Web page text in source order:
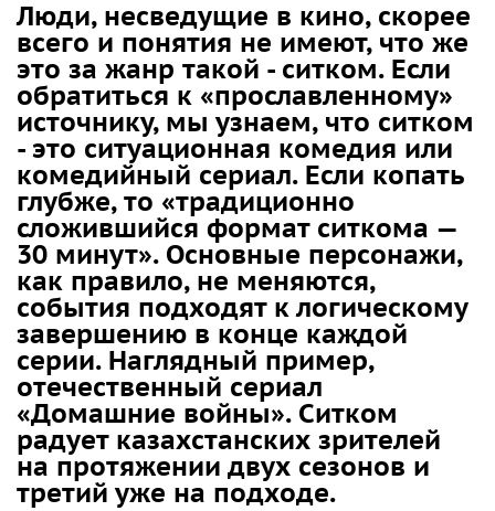
Люди, несведущие в кино, скорее
всего и понятия не имеют, что же
это за жанр такой - ситком. Если
обратиться к «прославленному»
источнику, мы узнаем, что ситком
- это ситуационная комедия или
комедийный сериал. Если копать
глубже, то «традиционно
сложившийся формат ситкома —
30 минут». Основные персонажи,
как правило, не меняются,
события подходят к логическому
завершению в конце каждой
серии. Наглядный пример,
отечественный сериал
«Домашние войны». Ситком
радует казахстанских зрителей
на протяжении двух сезонов и
третий уже на подходе.